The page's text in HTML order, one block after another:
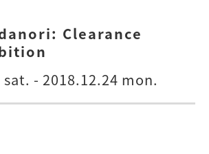
Clearance
- 2018.12.24 mon.